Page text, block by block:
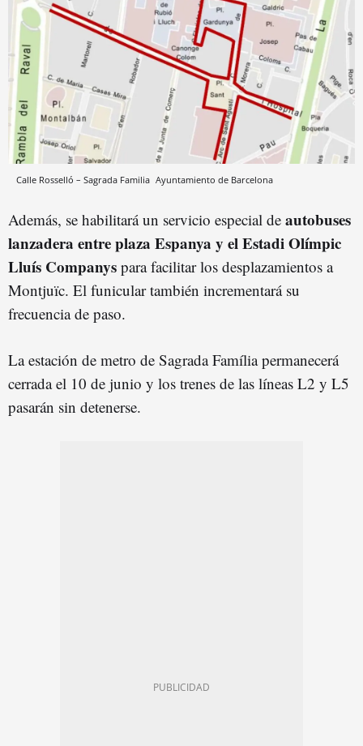
Calle Rosselló – Sagrada Familia Ayuntamiento de Barcelona
Además, se habilitará un servicio especial de autobuses
lanzadera entre plaza Espanya y el Estadi Olímpic
Lluís Companys para facilitar los desplazamientos a
Montjuïc. El funicular también incrementará su
frecuencia de paso.
La estación de metro de Sagrada Família permanecerá
cerrada el 10 de junio y los trenes de las líneas L2 y L5
pasarán sin detenerse.